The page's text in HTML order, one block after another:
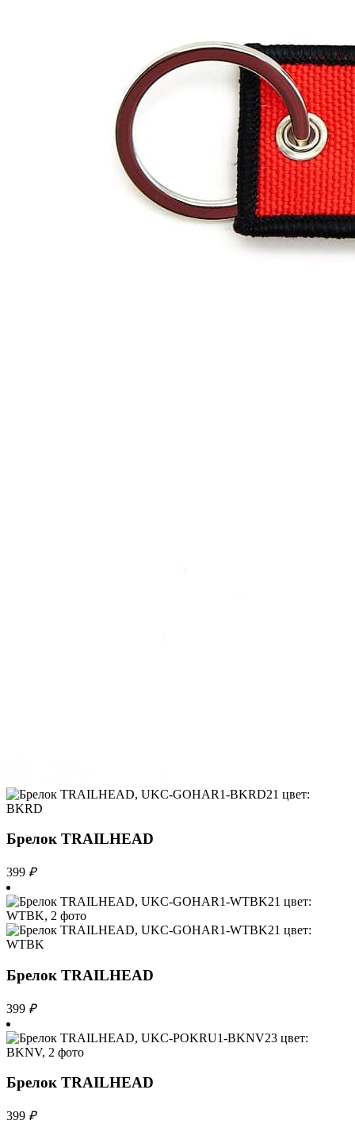
Брелок TRAILHEAD
399 ₽
Брелок TRAILHEAD
399 ₽
Брелок TRAILHEAD
399 ₽